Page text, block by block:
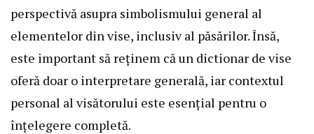
perspectivă asupra simbolismului general al
elementelor din vise, inclusiv al păsărilor. Însă,
este important să reținem că un dictionar de vise
oferă doar o interpretare generală, iar contextul
personal al visătorului este esențial pentru o
înțelegere completă.